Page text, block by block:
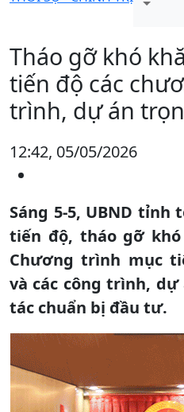
Tháo gỡ khó
tiến độ các
trình, dự án
12:42, 05/05/2026
Sáng 5-5, UBND tỉnh
tiến độ, tháo gỡ
Chương trình mục
và các công trình,
tác chuẩn bị đầu tư.